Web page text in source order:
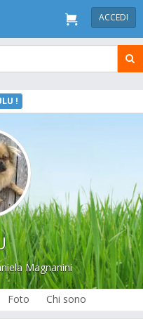
ACCEDI
!
Magnanini
Foto Chi sono